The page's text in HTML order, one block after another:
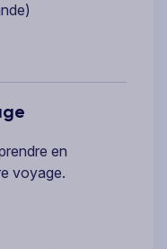
en
voyage.